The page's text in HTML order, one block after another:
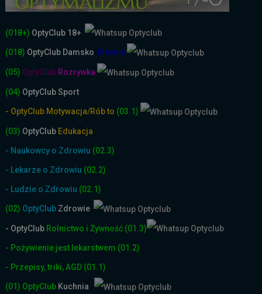
(018+) OptyClub 18+
(018) OptyClub Damsko Męskie
(05) OptyClub Rozrywka
(04) OptyClub Sport
- OptyClub Motywacja/Rób to (03.1)
(03) OptyClub Edukacja
- Naukowcy o Zdrowiu (02.3)
- Lekarze o Zdrowiu (02.2)
- Ludzie o Zdrowiu (02.1)
(02) OptyClub Zdrowie
- OptyClub Rolnictwo i Żywność (01.3)
- Pożywienie jest lekarstwem (01.2)
- Przepisy, triki, AGD (01.1)
(01) OptyClub Kuchnia